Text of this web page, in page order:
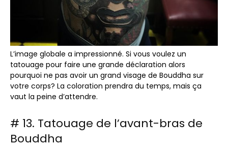
L’image globale a impressionné. Si vous voulez un
tatouage pour faire une grande déclaration alors
pourquoi ne pas avoir un grand visage de Bouddha sur
votre corps? La coloration prendra du temps, mais ça
vaut la peine d’attendre.
# 13. Tatouage de l’avant-bras de
Bouddha